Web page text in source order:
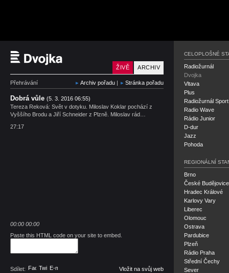
Český rozhlas Dvojka
ARCHIV
ŽIVĚ
Přehrávání Archiv pořadu | Stránka pořadu
Dobrá vůle (5. 3. 2016 06:55)
Tereza Reková: Svět v dotyku. Miloslav Koklar pochází z
Vyššího Brodu a Jiří Schneider z Plzně. Miloslav rád…
27:17
00:00 00:00
Paste this HTML code on your site to embed.
Sdílet: Facebook
TwitterE-mail Vložit na svůj web
CELOPLOŠNÉ
Radiožurnál
Dvojka
Vltava
Plus
Radiožurnál Sport
Radio Wave
Rádio Junior
D-dur
Jazz
Pohoda
REGIONÁLNÍ
Brno
České Budějovice
Hradec Králové
Karlovy Vary
Liberec
Olomouc
Ostrava
Pardubice
Plzeň
Rádio Praha
Střední Čechy
Sever